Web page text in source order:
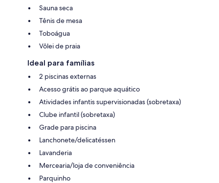
Sauna seca
Tênis de mesa
Toboágua
Vôlei de praia
Ideal para famílias
2 piscinas externas
Acesso grátis ao parque aquático
Atividades infantis supervisionadas (sobretaxa)
Clube infantil (sobretaxa)
Grade para piscina
Lanchonete/delicatéssen
Lavanderia
Mercearia/loja de conveniência
Parquinho